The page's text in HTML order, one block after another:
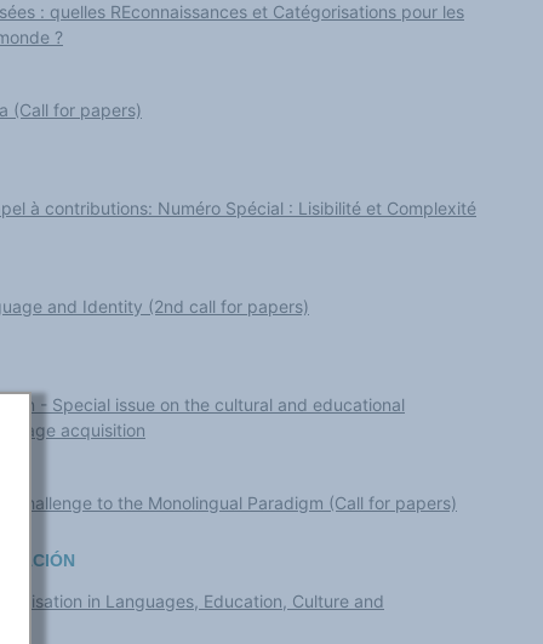
: quelles REconnaissances et Catégorisations pour les
?
(Call for papers)
à contributions: Numéro Spécial : Lisibilité et Complexité
and Identity (2nd call for papers)
- Special issue on the cultural and educational
acquisition
Challenge to the Monolingual Paradigm (Call for papers)
in Languages, Education, Culture and